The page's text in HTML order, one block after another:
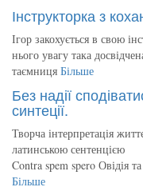
Інструкторка з
Ігор закохується в свою
нього увагу така
таємниця Більше
Без надії
синтеції.
Творча інтерпретація
латинською сентенцією
Contra spem spero Овідія
Більше